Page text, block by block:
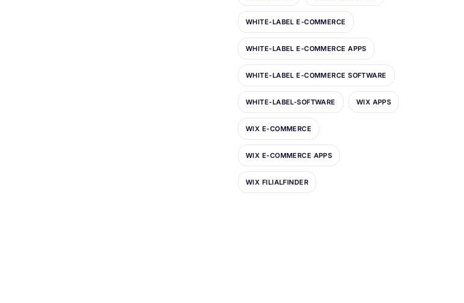
WHITE-LABEL E-COMMERCE
WHITE-LABEL E-COMMERCE APPS
WHITE-LABEL E-COMMERCE SOFTWARE
WHITE-LABEL-SOFTWARE WIX APPS
WIX E-COMMERCE
WIX E-COMMERCE APPS
WIX FILIALFINDER